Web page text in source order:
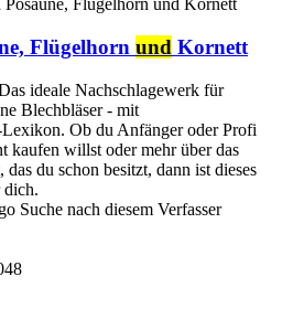
Flügelhorn und Kornett
ideale Nachschlagewerk für
Blechbläser - mit
Ob du Anfänger oder Profi
kaufen willst oder mehr über das
du schon besitzt, dann ist dieses
dich.
Suche nach diesem Verfasser